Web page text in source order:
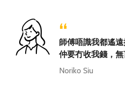
“
師傅唔識我都遙
仲要冇收我錢，
Noriko Siu